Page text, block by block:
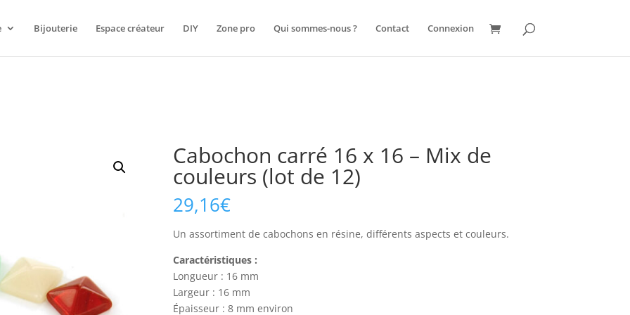
. Le style ayant l’identifiant « qrcode-style » a été ajouté avec des dépendances qui n’ont pas été enregistrées : jquery. Veuillez lire
on line
Bijouterie Espace créateur DIY Zone pro Qui sommes-nous ? Contact Connexion
Cabochon carré 16 x 16 – Mix de
couleurs (lot de 12)
29,16€
Un assortiment de cabochons en résine, différents aspects et couleurs.
Caractéristiques :
Longueur : 16 mm
Largeur : 16 mm
Épaisseur : 8 mm environ